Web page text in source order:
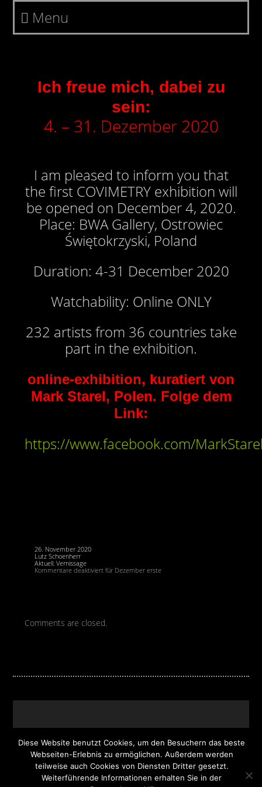
Menu
Ich freue mich, dabei zu
sein:
4. – 31. Dezember 2020
I am pleased to inform you that
the first COVIMETRY exhibition will
be opened on December 4, 2020.
Place: BWA Gallery, Ostrowiec
Świętokrzyski, Poland
Duration: 4-31 December 2020
Watchability: Online ONLY
232 artists from 36 countries take
part in the exhibition.
online-exhibition, kuratiert von
Mark Starel, Polen. Folge dem
Link:
https://www.facebook.com/
26. November 2020
Lutz Schoenherr
Aktuell,Vernissage
Kommentare deaktiviert für Dezember erste
Comments are closed.
© 2026 Graphic Art Work | Lutz Schoenherr |
Design & Programmierung:DSIGNO Werbeagentur
Diese Website benutzt Cookies, um den Besuchern das beste
Webseiten-Erlebnis zu ermöglichen. Außerdem werden
teilweise auch Cookies von Diensten Dritter gesetzt.
Weiterführende Informationen erhalten Sie in der